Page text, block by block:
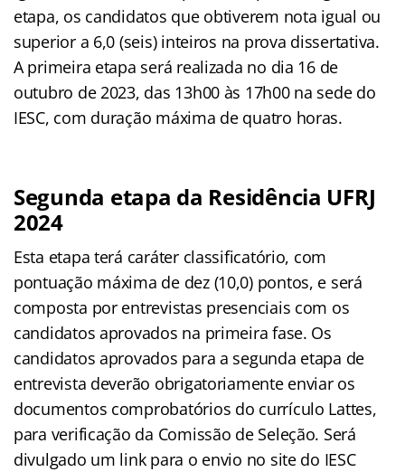
etapa, os candidatos que obtiverem nota igual ou
superior a 6,0 (seis) inteiros na prova dissertativa.
A primeira etapa será realizada no dia 16 de
outubro de 2023, das 13h00 às 17h00 na sede do
IESC, com duração máxima de quatro horas.
Segunda etapa da Residência UFRJ
2024
Esta etapa terá caráter classificatório, com
pontuação máxima de dez (10,0) pontos, e será
composta por entrevistas presenciais com os
candidatos aprovados na primeira fase. Os
candidatos aprovados para a segunda etapa de
entrevista deverão obrigatoriamente enviar os
documentos comprobatórios do currículo Lattes,
para verificação da Comissão de Seleção. Será
divulgado um link para o envio no site do IESC